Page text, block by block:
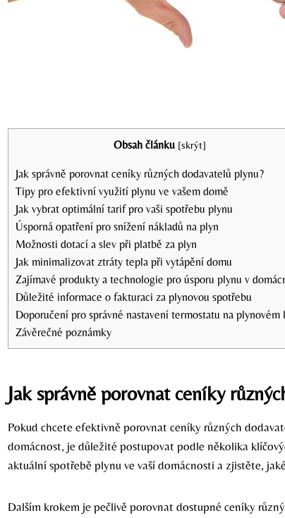
Obsah článku [skrýt]
Jak správně porovnat ceníky různých dodavatelů plynu?
Tipy pro efektivní využití plynu ve vašem domě
Jak vybrat optimální tarif pro vaši spotřebu plynu
Úsporná opatření pro snížení nákladů na plyn
Možnosti dotací a slev při platbě za plyn
Jak minimalizovat ztráty tepla při vytápění domu
Zajímavé produkty a technologie pro úsporu plynu v
Důležité informace o fakturaci za plynovou spotřebu
Doporučení pro správné nastavení termostatu na plynovém
Závěrečné poznámky
Jak správně porovnat ceníky
Pokud chcete efektivně porovnat ceníky různých
domácnost, je důležité postupovat podle několika
aktuální spotřebě plynu ve vaší domácnosti a zjistěte,
Dalším krokem je pečlivě porovnat dostupné ceníky